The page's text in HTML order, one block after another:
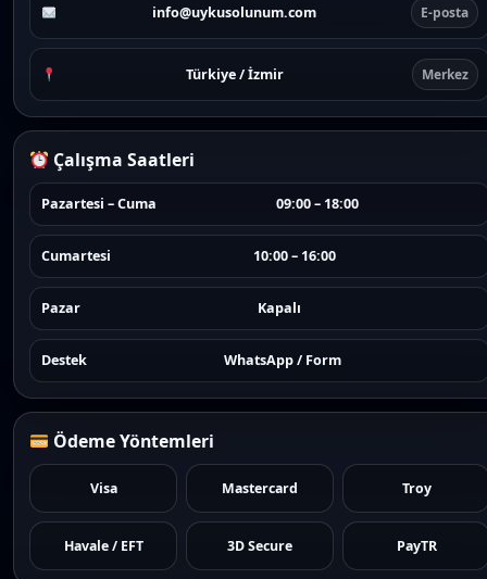
info@uykusolunum.com E-posta
Türkiye / İzmir Merkez
Çalışma Saatleri
Pazartesi – Cuma 09:00 – 18:00
Cumartesi 10:00 – 16:00
Pazar Kapalı
Destek WhatsApp / Form
Ödeme Yöntemleri
Visa Mastercard Troy
Havale / EFT 3D Secure PayTR